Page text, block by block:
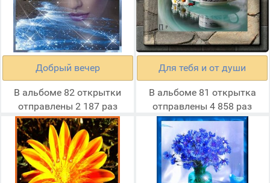
Добрый вечер
В альбоме 82 открытки
отправлены 2 187 раз
Для тебя и от души
В альбоме 81 открытка
отправлены 4 858 раз